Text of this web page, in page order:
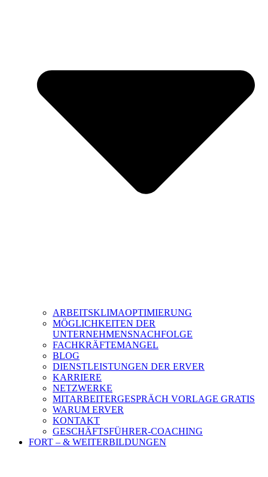
ARBEITSKLIMAOPTIMIERUNG
MÖGLICHKEITEN DER
UNTERNEHMENSNACHFOLGE
FACHKRÄFTEMANGEL
BLOG
DIENSTLEISTUNGEN DER ERVER
KARRIERE
NETZWERKE
MITARBEITERGESPRÄCH VORLAGE GRATIS
WARUM ERVER
KONTAKT
GESCHÄFTSFÜHRER-COACHING
FORT – & WEITERBILDUNGEN